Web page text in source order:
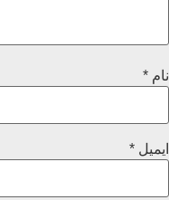
نام *
ایمیل *